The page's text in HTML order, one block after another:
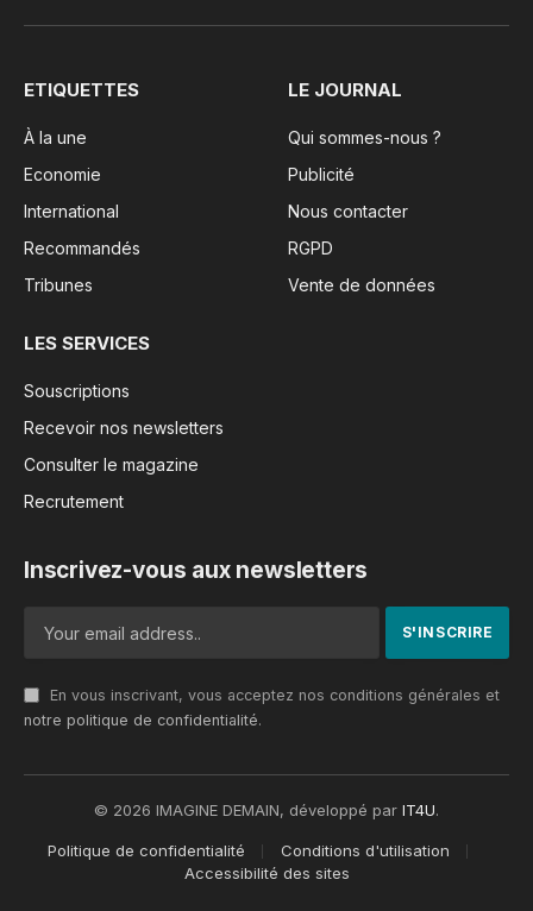
(Twitter)
ETIQUETTES
À la une
Economie
International
Recommandés
Tribunes
LE JOURNAL
Qui sommes-nous ?
Publicité
Nous contacter
RGPD
Vente de données
LES SERVICES
Souscriptions
Recevoir nos newsletters
Consulter le magazine
Recrutement
Inscrivez-vous aux newsletters
En vous inscrivant, vous acceptez nos conditions générales et
notre politique de confidentialité.
© 2026 IMAGINE DEMAIN, développé par IT4U.
Politique de confidentialité
Conditions d'utilisation
Accessibilité des sites